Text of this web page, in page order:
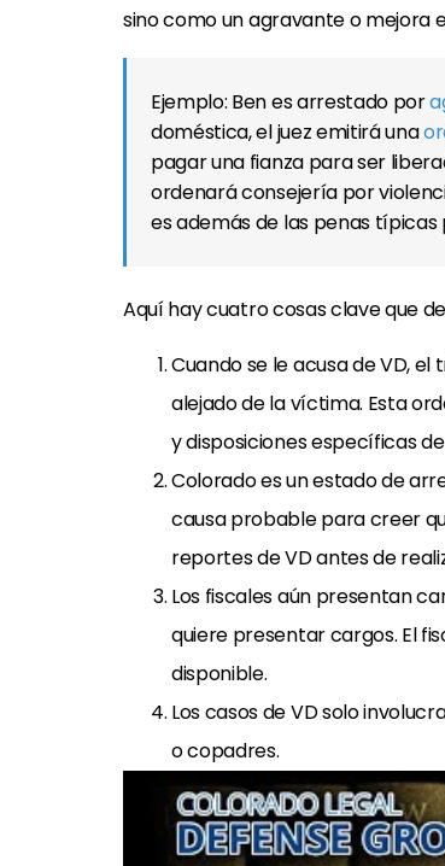
sino como un agravante o mejora
Ejemplo: Ben es arrestado por
doméstica, el juez emitirá una
pagar una fianza para ser
ordenará consejería por
es además de las penas
Aquí hay cuatro cosas clave que
Cuando se le acusa de VD,
alejado de la víctima. Esta
y disposiciones específicas
Colorado es un estado de
causa probable para creer
reportes de VD antes de
Los fiscales aún presentan
quiere presentar cargos. El
disponible.
Los casos de VD solo
o copadres.